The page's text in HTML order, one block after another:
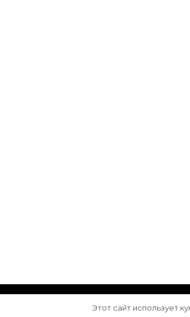
© Авторское право 2026
Этот сайт использует